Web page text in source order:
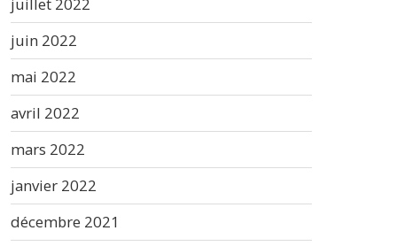
juin 2022
mai 2022
avril 2022
mars 2022
janvier 2022
décembre 2021